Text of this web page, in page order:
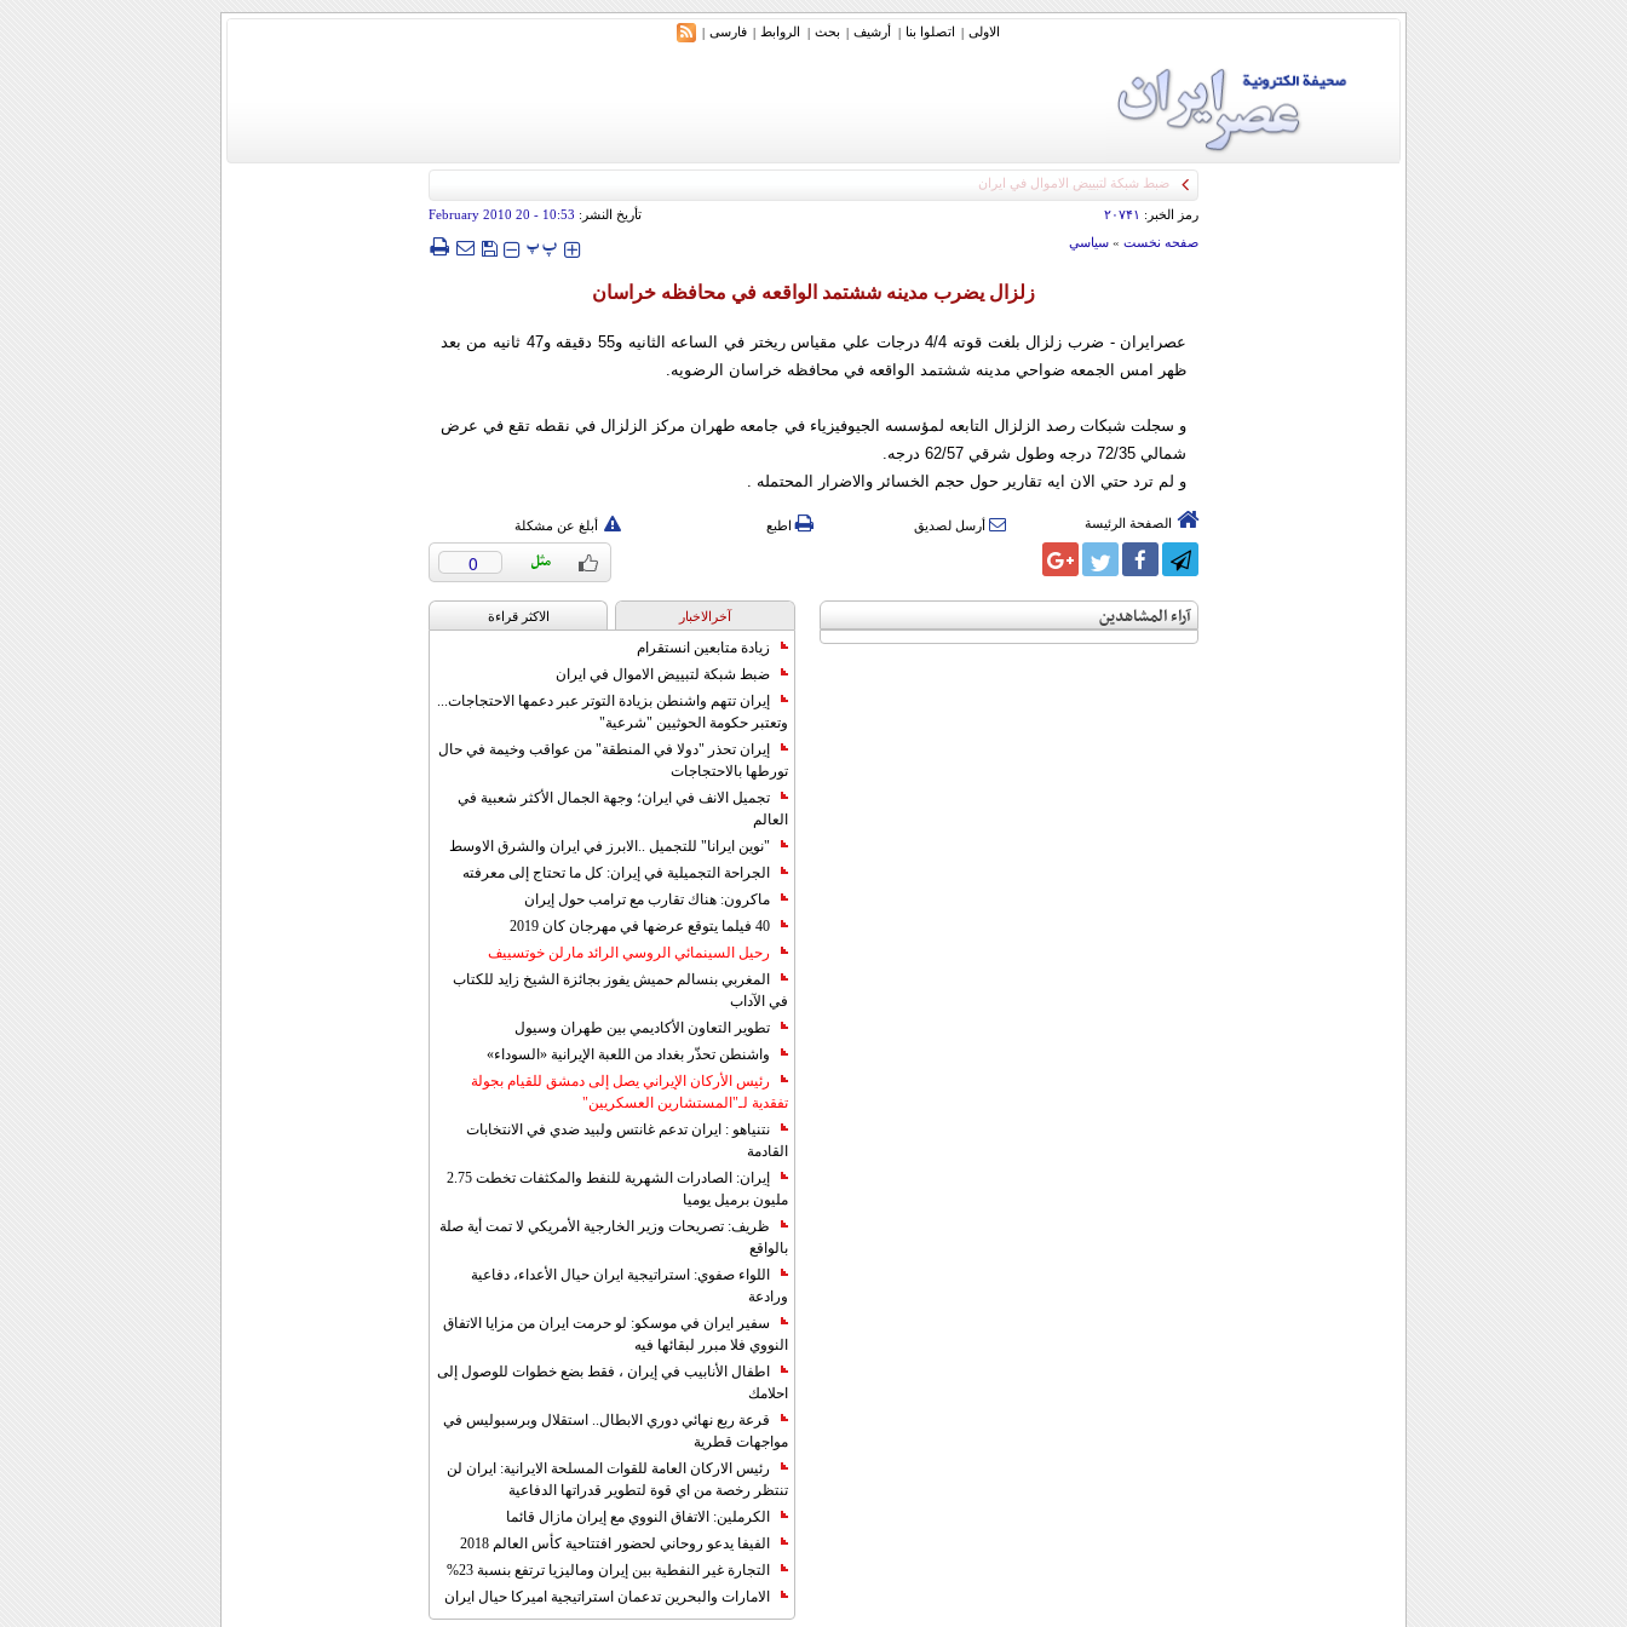
الاولی | اتصلوا بنا | أرشیف | بحث | الروابط | فارسی |
رمز الخبر: ۲۰۷۴۱ تأريخ النشر: 10:53
- 20 February 2010
صفحه نخست» سياسي ‍‍‍ پپ
زلزال يضرب مدينه ششتمد الواقعه في محافظه خراسان
عصرایران - ضرب زلزال بلغت قوته 4/4 درجات علي مقياس ريختر في الساعه الثانيه و55 دقيقه و47 ثانيه من بعد
ظهر امس الجمعه ضواحي مدينه ششتمد الواقعه في محافظه خراسان الرضويه.
و سجلت شبکات رصد الزلزال التابعه لمؤسسه الجيوفيزياء في جامعه طهران مرکز الزلزال في نقطه تقع في عرض
شمالي 72/35 درجه وطول شرقي 62/57 درجه.
و لم ترد حتي الان ايه تقارير حول حجم الخسائر والاضرار المحتمله .
الصفحة الرئيسة أرسل لصديق اطبع أبلغ عن مشكلة
0
آراء المشاهدين آخرالاخبار الاکثر قراءة
زيادة متابعين انستقرام
ضبط شبكة لتبييض الاموال في ايران
إيران تتهم واشنطن بزيادة التوتر عبر دعمها الاحتجاجات...
وتعتبر حكومة الحوثيين "شرعية"
إيران تحذر "دولا في المنطقة" من عواقب وخيمة في حال
تورطها بالاحتجاجات
تجميل الانف في ايران؛ وجهة الجمال الأكثر شعبية في
العالم
"نوين ايرانا" للتجميل ..الابرز في ايران والشرق الاوسط
الجراحة التجميلية في إيران: كل ما تحتاج إلى معرفته
ماكرون: هناك تقارب مع ترامب حول إيران
40 فيلما يتوقع عرضها في مهرجان كان 2019
رحيل السينمائي الروسي الرائد مارلن خوتسييف
المغربي بنسالم حميش يفوز بجائزة الشيخ زايد للكتاب
في الآداب
تطوير التعاون الأكاديمي بين طهران وسيول
واشنطن تحذّر بغداد من اللعبة الإيرانية «السوداء»
رئيس الأركان الإيراني يصل إلى دمشق للقيام بجولة
تفقدية لـ"المستشارين العسكريين"
نتنياهو : ايران تدعم غانتس ولبيد ضدي في الانتخابات
القادمة
إيران: الصادرات الشهریة للنفط والمكثفات تخطت 2.75
مليون برميل يوميا
ظريف: تصريحات وزير الخارجية الأمريكي لا تمت أية صلة
بالواقع
اللواء صفوي: استراتيجية ايران حيال الأعداء، دفاعية
ورادعة
سفير ايران في موسكو: لو حرمت ايران من مزايا الاتفاق
النووي فلا مبرر لبقائها فيه
اطفال الأنابيب في إيران ، فقط بضع خطوات للوصول إلى
احلامك
قرعة ربع نهائي دوري الابطال.. استقلال وبرسبوليس في
مواجهات قطرية
رئيس الاركان العامة للقوات المسلحة الايرانية: ايران لن
تنتظر رخصة من اي قوة لتطوير قدراتها الدفاعية
الكرملين: الاتفاق النووي مع إيران مازال قائما
الفيفا يدعو روحاني لحضور افتتاحية كأس العالم 2018
التجارة غیر النفطیة بین إیران ومالیزیا ترتفع بنسبة 23%
الامارات والبحرين تدعمان استراتيجية اميركا حيال ايران